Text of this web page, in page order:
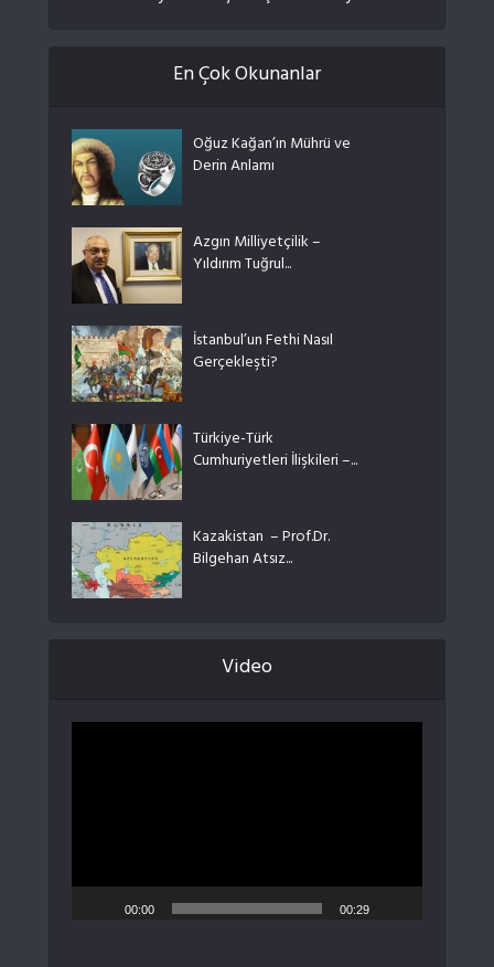
En Çok Okunanlar
Oğuz Kağan’ın Mührü ve
Derin Anlamı
Azgın Milliyetçilik –
Yıldırım Tuğrul...
İstanbul’un Fethi Nasıl
Gerçekleşti?
Türkiye-Türk
Cumhuriyetleri İlişkileri –...
Kazakistan – Prof.Dr.
Bilgehan Atsız...
Video
00:00 00:29